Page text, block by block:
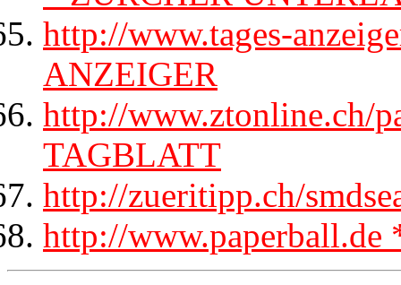
http://www.tages-
ANZEIGER
http://www.ztonline.ch/
TAGBLATT
http://zueritipp.ch/
http://